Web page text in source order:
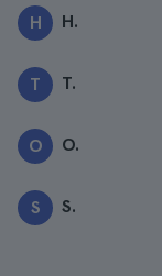
H H.
T T.
O O.
S S.